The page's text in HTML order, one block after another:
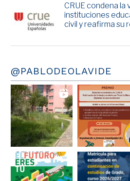
CRUE condena la
instituciones
civil y reafirma su
@PABLODEOLAVIDE